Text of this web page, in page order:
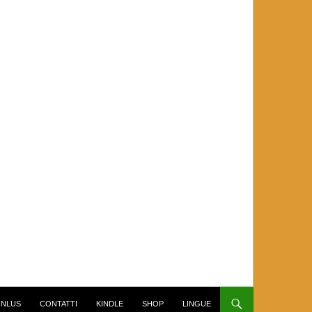
CONTATTI KINDLE SHOP LINGUE